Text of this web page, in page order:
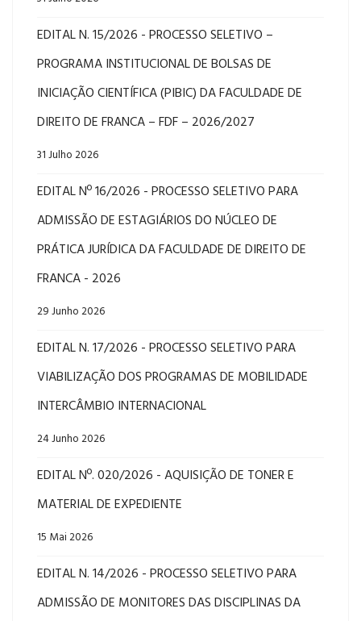
EDITAL N. 15/2026 - PROCESSO SELETIVO –
PROGRAMA INSTITUCIONAL DE BOLSAS DE
INICIAÇÃO CIENTÍFICA (PIBIC) DA FACULDADE DE
DIREITO DE FRANCA – FDF – 2026/2027
31 Julho 2026
EDITAL Nº 16/2026 - PROCESSO SELETIVO PARA
ADMISSÃO DE ESTAGIÁRIOS DO NÚCLEO DE
PRÁTICA JURÍDICA DA FACULDADE DE DIREITO DE
FRANCA - 2026
29 Junho 2026
EDITAL N. 17/2026 - PROCESSO SELETIVO PARA
VIABILIZAÇÃO DOS PROGRAMAS DE MOBILIDADE
INTERCÂMBIO INTERNACIONAL
24 Junho 2026
EDITAL Nº. 020/2026 - AQUISIÇÃO DE TONER E
MATERIAL DE EXPEDIENTE
15 Mai 2026
EDITAL N. 14/2026 - PROCESSO SELETIVO PARA
ADMISSÃO DE MONITORES DAS DISCIPLINAS DA